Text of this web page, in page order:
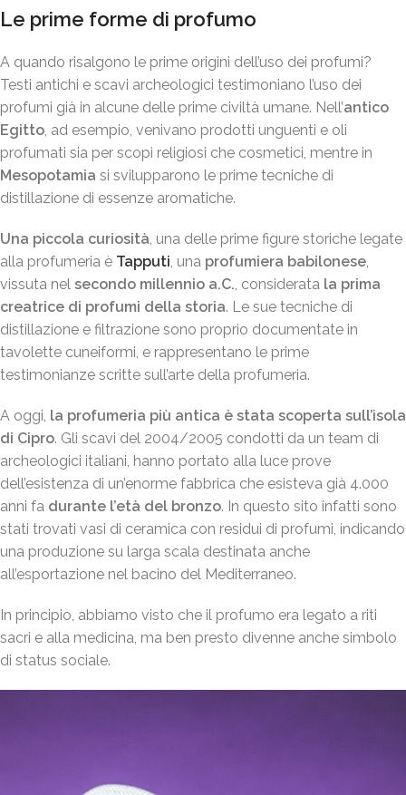
Le prime forme di profumo
A quando risalgono le prime origini dell’uso dei profumi?
Testi antichi e scavi archeologici testimoniano l’uso dei
profumi già in alcune delle prime civiltà umane. Nell’antico
Egitto , ad esempio, venivano prodotti unguenti e oli
profumati sia per scopi religiosi che cosmetici, mentre in
Mesopotamia si svilupparono le prime tecniche di
distillazione di essenze aromatiche.
Una piccola curiosità , una delle prime figure storiche legate
alla profumeria è Tapputi , una profumiera babilonese
vissuta nel secondo millennio a.C. , considerata la prima
creatrice di profumi della storia. Le sue tecniche di
distillazione e filtrazione sono proprio documentate in
tavolette cuneiformi, e rappresentano le prime
testimonianze scritte sull’arte della profumeria.
A oggi, la profumeria più antica è stata scoperta sull’isola
di Cipro. Gli scavi del 2004/2005 condotti da un team di
archeologici italiani, hanno portato alla luce prove
dell’esistenza di un’enorme fabbrica che esisteva già 4.000
anni fa durante l’età del bronzo. In questo sito infatti sono
stati trovati vasi di ceramica con residui di profumi, indicando
una produzione su larga scala destinata anche
all’esportazione nel bacino del Mediterraneo.
In principio, abbiamo visto che il profumo era legato a riti
sacri e alla medicina, ma ben presto divenne anche simbolo
di status sociale.